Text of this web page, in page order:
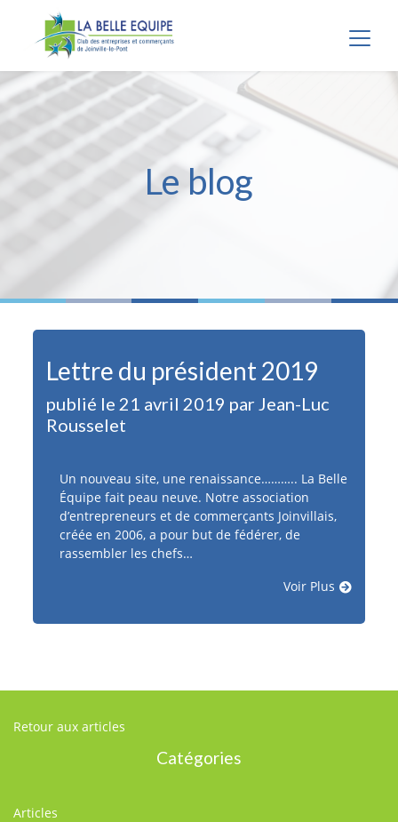
Le blog
Lettre du président 2019
publié le 21 avril 2019 par Jean-Luc
Rousselet
Un nouveau site, une renaissance……….. La Belle
Équipe fait peau neuve. Notre association
d’entrepreneurs et de commerçants Joinvillais,
créée en 2006, a pour but de fédérer, de
rassembler les chefs…
Voir Plus
Retour aux articles
Catégories
Articles
Panneau de gestion des cookies